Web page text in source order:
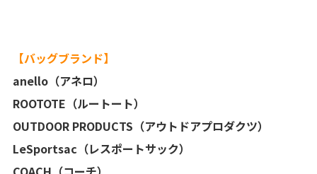
【バッグブランド】
anello（アネロ）
ROOTOTE（ルートート）
OUTDOOR PRODUCTS（アウトドアプロダクツ）
LeSportsac（レスポートサック）